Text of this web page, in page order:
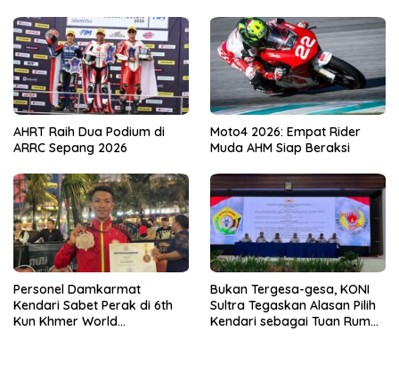
AHRT Raih Dua Podium di
ARRC Sepang 2026
Moto4 2026: Empat Rider
Muda AHM Siap Beraksi
Personel Damkarmat
Kendari Sabet Perak di 6th
Kun Khmer World
Bukan Tergesa-gesa, KONI
Sultra Tegaskan Alasan Pilih
Kendari sebagai Tuan Rumah